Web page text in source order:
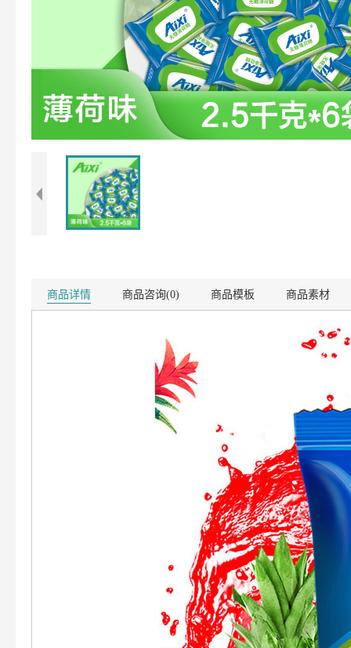
商品详情 商品咨询(0) 商品模板 商品素材